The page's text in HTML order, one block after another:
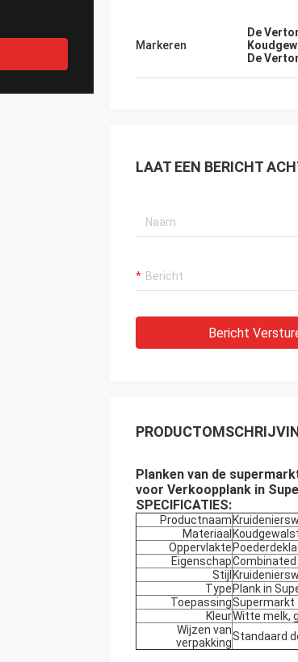
Markeren
De
De
LAAT EEN BERICHT
Bericht
Planken van de
voor Verkoopplank in
SPECIFICATIES:
Productnaam
Materiaal
Oppervlakte
EigenschapCombinated
Stijl
Type Plank in
ToepassingSupermarkt
KleurWitte melk,
Wijzen van
verpakkingStandaard